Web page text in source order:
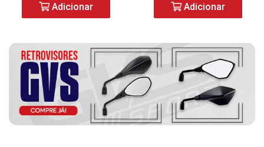
Adicionar Adicionar